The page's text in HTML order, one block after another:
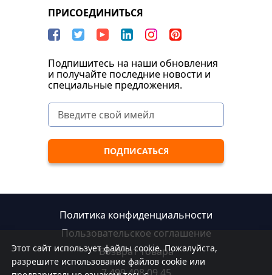
Этот сайт использует файлы cookie. Пожалуйста,
разрешите использование файлов cookie или
ПРИСОЕДИНИТЬСЯ
Подпишитесь на наши обновления
и получайте последние новости и
специальные предложения.
Политика конфиденциальности
Пользовательское соглашение
Возврат товара